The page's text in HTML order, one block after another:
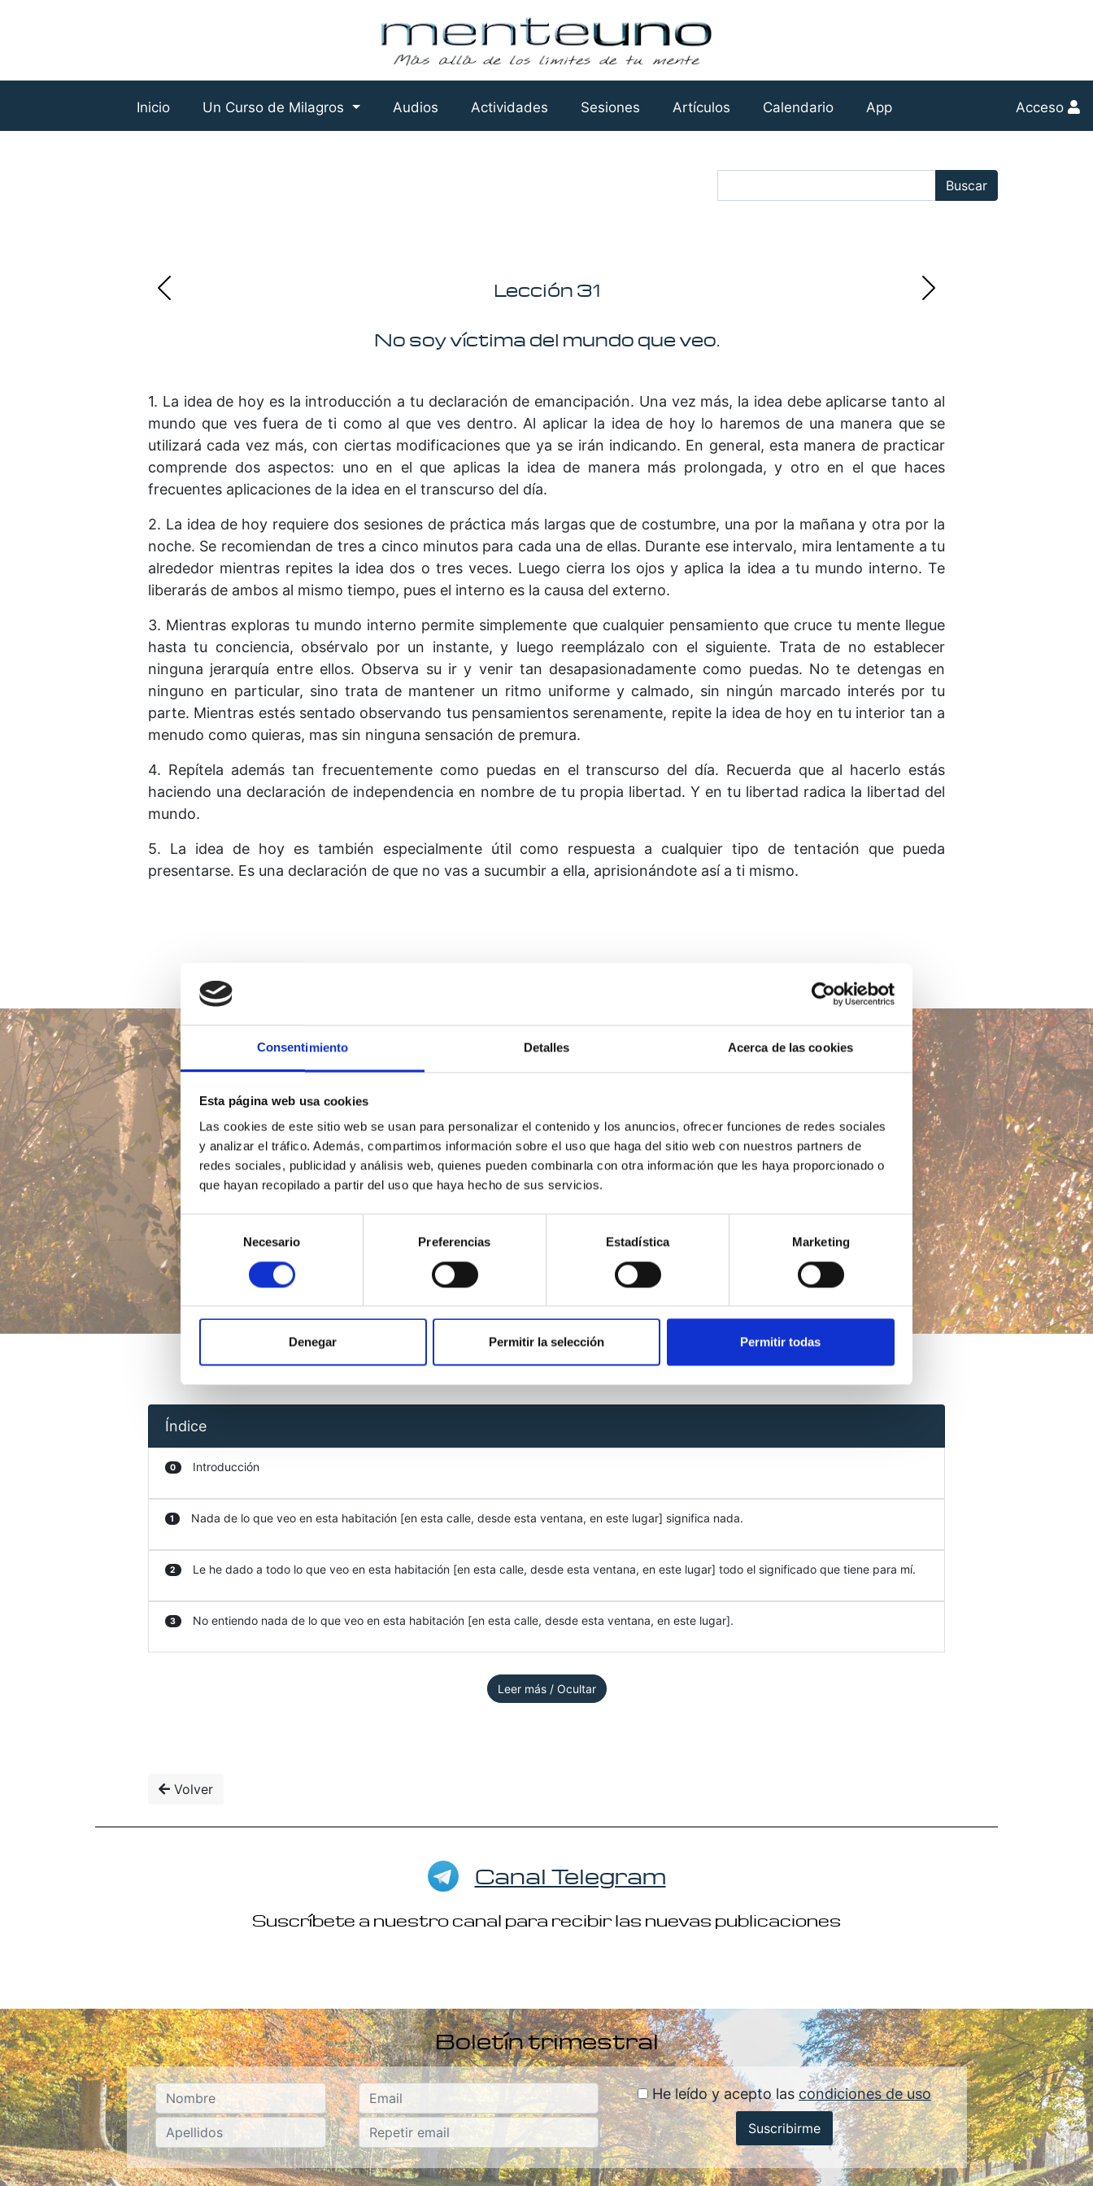
Consentimiento Detalles Acerca de las cookies
Esta página web usa cookies
Las cookies de este sitio web se usan para personalizar el contenido y los anuncios, ofrecer funciones de redes sociales
y analizar el tráfico. Además, compartimos información sobre el uso que haga del sitio web con nuestros partners de
redes sociales, publicidad y análisis web, quienes pueden combinarla con otra información que les haya proporcionado o
que hayan recopilado a partir del uso que haya hecho de sus servicios.
Selección
consentimiento
Necesario Preferencias Estadística Marketing
Denegar Permitir la selección Permitir todas
Inicio Un Curso de Milagros Audios Actividades Sesiones Artículos Calendario App Acceso
Buscar:
Buscar
Lección 31
No soy víctima del mundo que veo.
1. La idea de hoy es la introducción a tu declaración de emancipación. Una vez más, la idea debe aplicarse tanto al
mundo que ves fuera de ti como al que ves dentro. Al aplicar la idea de hoy lo haremos de una manera que se
utilizará cada vez más, con ciertas modificaciones que ya se irán indicando. En general, esta manera de practicar
comprende dos aspectos: uno en el que aplicas la idea de manera más prolongada, y otro en el que haces
frecuentes aplicaciones de la idea en el transcurso del día.
2. La idea de hoy requiere dos sesiones de práctica más largas que de costumbre, una por la mañana y otra por la
noche. Se recomiendan de tres a cinco minutos para cada una de ellas. Durante ese intervalo, mira lentamente a tu
alrededor mientras repites la idea dos o tres veces. Luego cierra los ojos y aplica la idea a tu mundo interno. Te
liberarás de ambos al mismo tiempo, pues el interno es la causa del externo.
3. Mientras exploras tu mundo interno permite simplemente que cualquier pensamiento que cruce tu mente llegue
hasta tu conciencia, obsérvalo por un instante, y luego reemplázalo con el siguiente. Trata de no establecer
ninguna jerarquía entre ellos. Observa su ir y venir tan desapasionadamente como puedas. No te detengas en
ninguno en particular, sino trata de mantener un ritmo uniforme y calmado, sin ningún marcado interés por tu
parte. Mientras estés sentado observando tus pensamientos serenamente, repite la idea de hoy en tu interior tan a
menudo como quieras, mas sin ninguna sensación de premura.
4. Repítela además tan frecuentemente como puedas en el transcurso del día. Recuerda que al hacerlo estás
haciendo una declaración de independencia en nombre de tu propia libertad. Y en tu libertad radica la libertad del
mundo.
5. La idea de hoy es también especialmente útil como respuesta a cualquier tipo de tentación que pueda
presentarse. Es una declaración de que no vas a sucumbir a ella, aprisionándote así a ti mismo.
Lección del día
Ir
Introducción Índice
Índice
0 Introducción
1 Nada de lo que veo en esta habitación [en esta calle, desde esta ventana, en este lugar] significa nada.
2 Le he dado a todo lo que veo en esta habitación [en esta calle, desde esta ventana, en este lugar] todo el significado que tiene para mí.
3 No entiendo nada de lo que veo en esta habitación [en esta calle, desde esta ventana, en este lugar].
Leer más / Ocultar
Volver
Canal Telegram
Suscríbete a nuestro canal para recibir las nuevas publicaciones
Boletín trimestral
He leído y acepto las condiciones de uso
Suscribirme